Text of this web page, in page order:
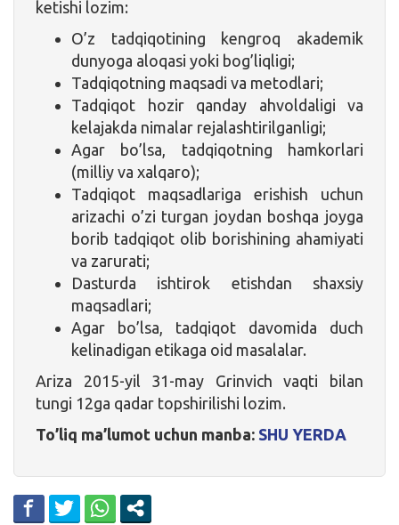
ketishi lozim:
O’z tadqiqotining kengroq akademik
dunyoga aloqasi yoki bog’liqligi;
Tadqiqotning maqsadi va metodlari;
Tadqiqot hozir qanday ahvoldaligi va
kelajakda nimalar rejalashtirilganligi;
Agar bo’lsa, tadqiqotning hamkorlari
(milliy va xalqaro);
Tadqiqot maqsadlariga erishish uchun
arizachi o’zi turgan joydan boshqa joyga
borib tadqiqot olib borishining ahamiyati
va zarurati;
Dasturda ishtirok etishdan shaxsiy
maqsadlari;
Agar bo’lsa, tadqiqot davomida duch
kelinadigan etikaga oid masalalar.
Ariza 2015-yil 31-may Grinvich vaqti bilan
tungi 12ga qadar topshirilishi lozim.
To’liq ma’lumot uchun manba: SHU YERDA